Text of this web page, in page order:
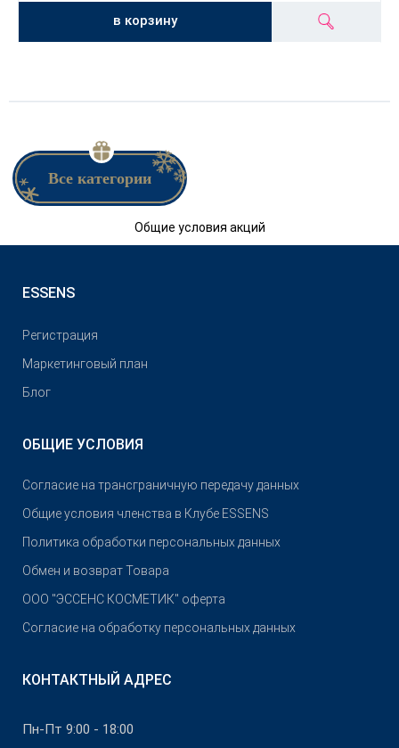
в корзину
Все категории
Общие условия акций
ESSENS
Pегистрация
Маркетинговый план
Блог
ОБЩИЕ УСЛОВИЯ
Согласие на трансграничную передачу данных
Общие условия членства в Клубе ESSENS
Политика обработки персональных данных
Обмен и возврат Товара
OOO "ЭССЕНС КОСМЕТИК" оферта
Согласие на обработку персональных данных
КОНТАКТНЫЙ АДРЕС
Пн-Пт 9:00 - 18:00